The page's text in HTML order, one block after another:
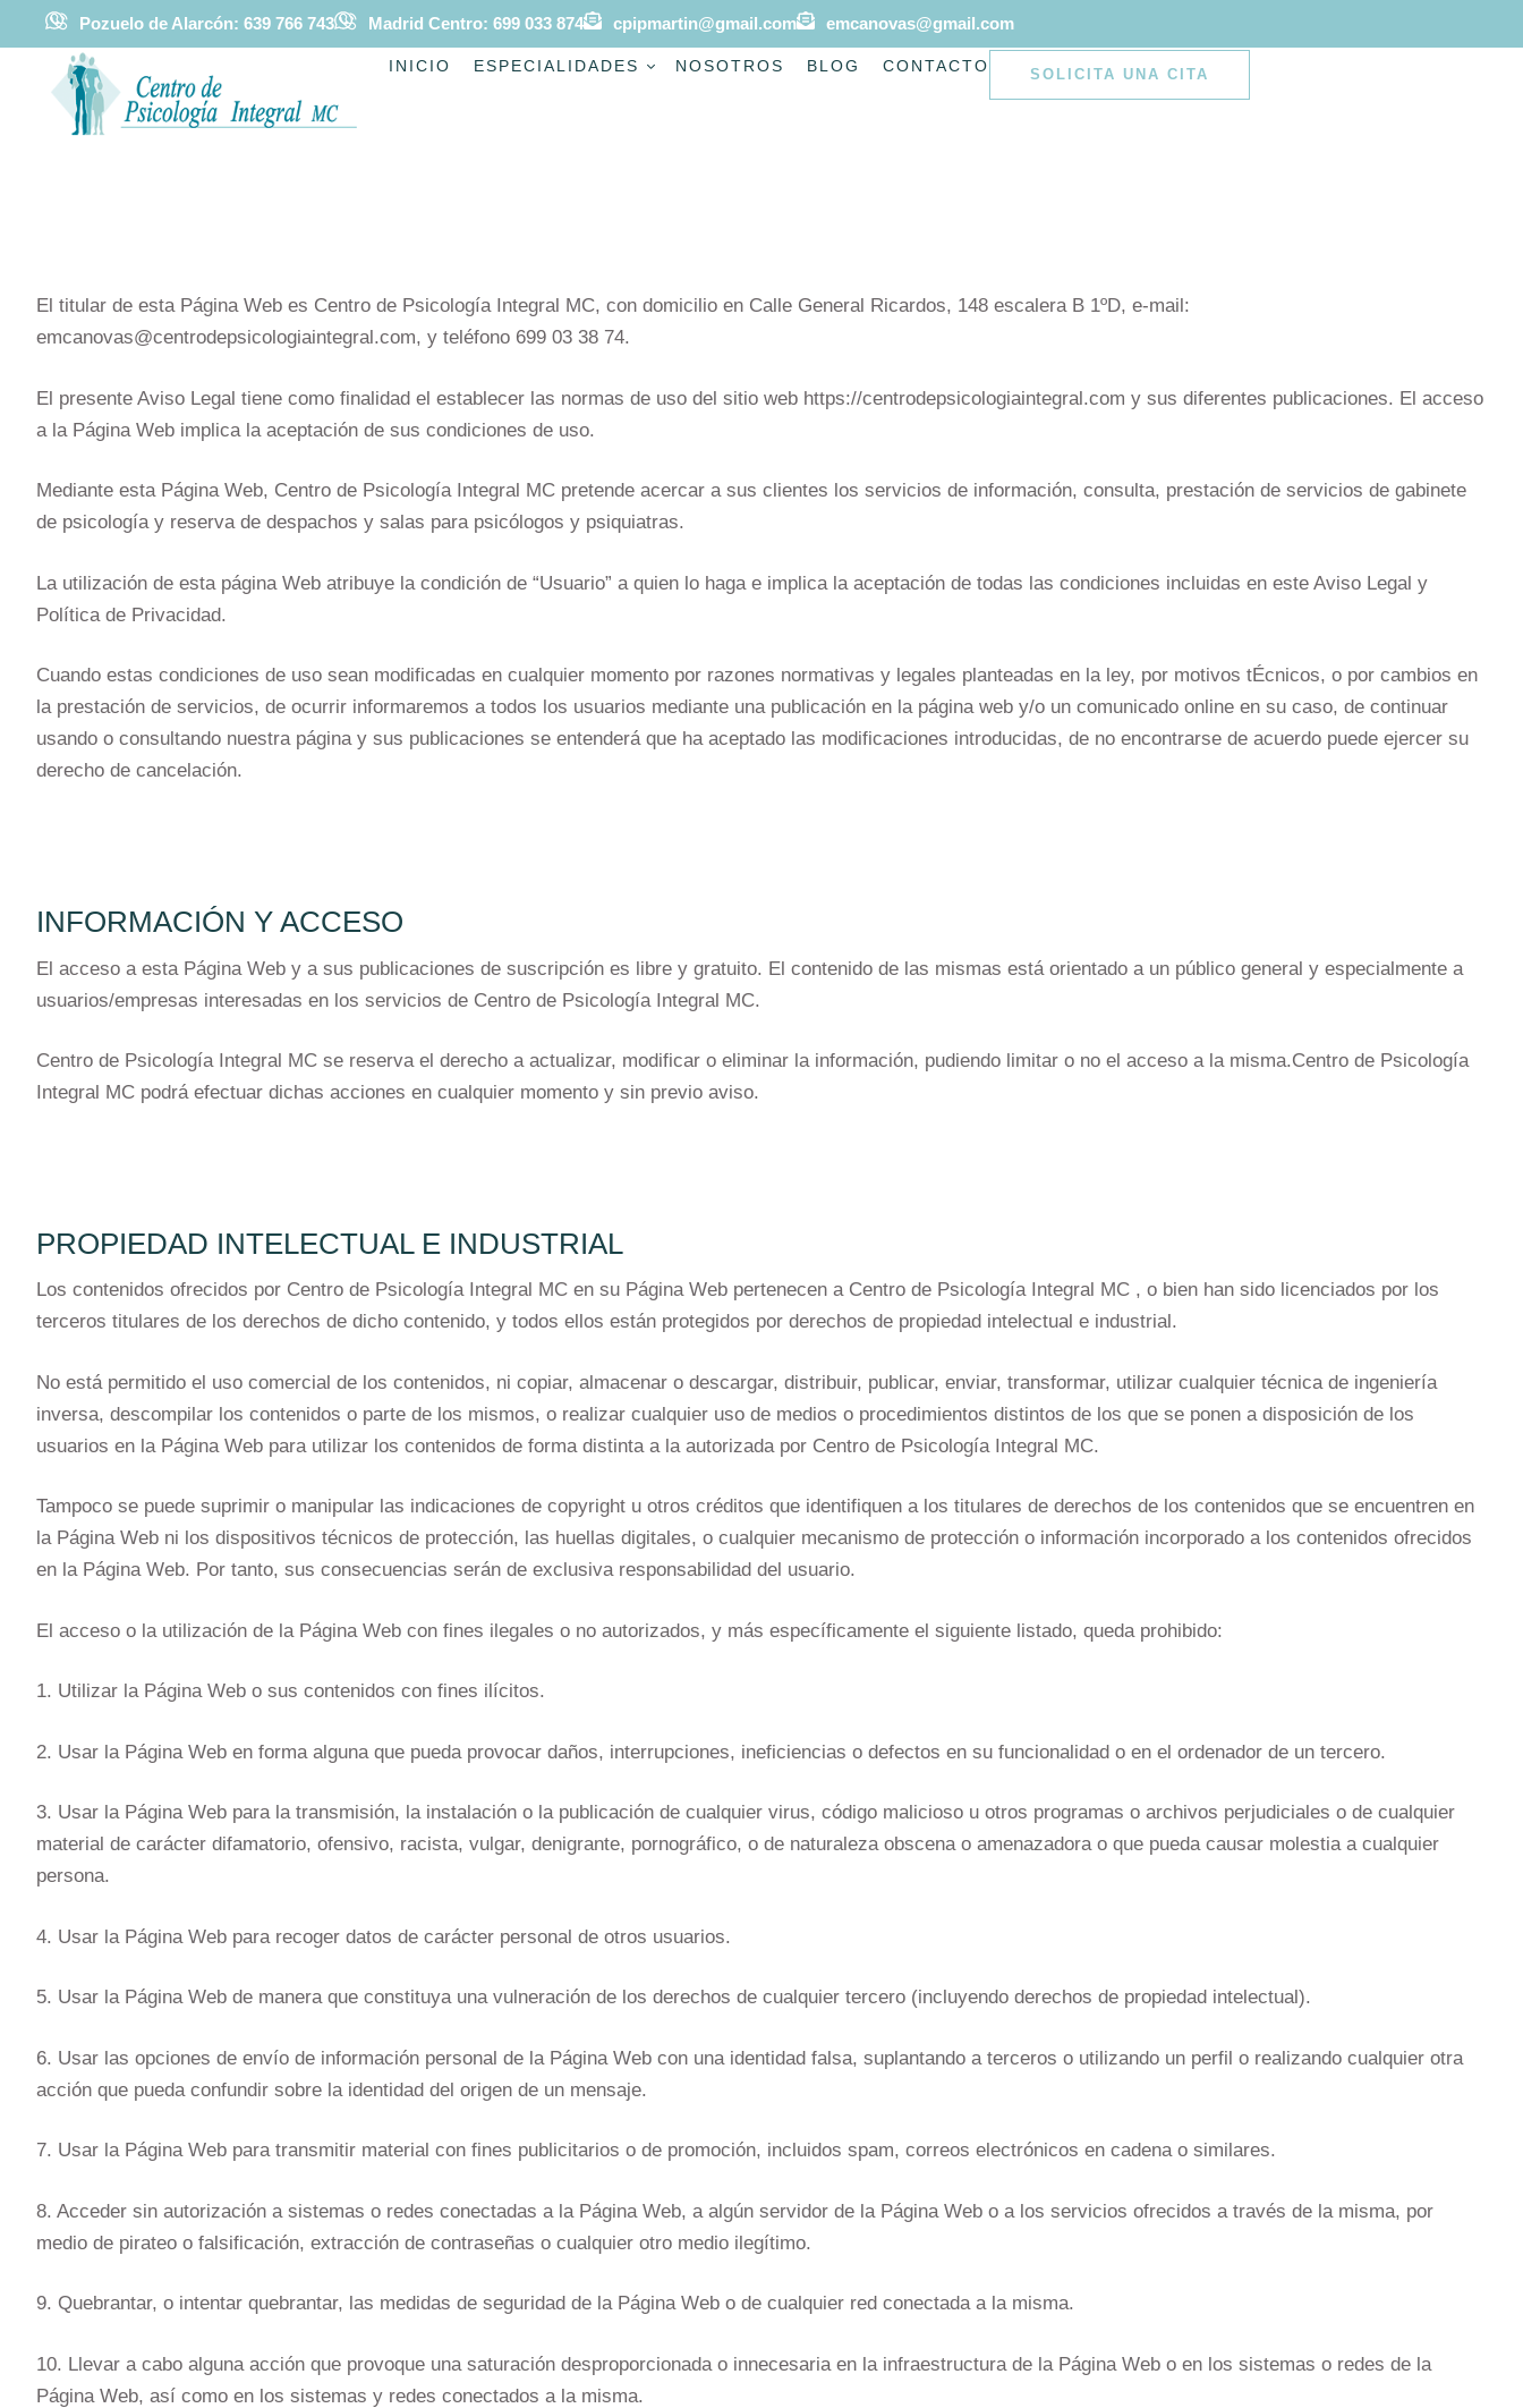
Pozuelo de Alarcón: 639 766 743 Madrid Centro: 699 033 874 cpipmartin@gmail.com emcanovas@gmail.com
INICIO ESPECIALIDADES NOSOTROS BLOG CONTACTO SOLICITA UNA CITA
El titular de esta Página Web es Centro de Psicología Integral MC, con domicilio en Calle General Ricardos, 148 escalera B 1ºD, e-mail:
emcanovas@centrodepsicologiaintegral.com, y teléfono 699 03 38 74.
El presente Aviso Legal tiene como finalidad el establecer las normas de uso del sitio web https://centrodepsicologiaintegral.com y sus diferentes publicaciones. El acceso
a la Página Web implica la aceptación de sus condiciones de uso.
Mediante esta Página Web, Centro de Psicología Integral MC pretende acercar a sus clientes los servicios de información, consulta, prestación de servicios de gabinete
de psicología y reserva de despachos y salas para psicólogos y psiquiatras.
La utilización de esta página Web atribuye la condición de “Usuario” a quien lo haga e implica la aceptación de todas las condiciones incluidas en este Aviso Legal y
Política de Privacidad.
Cuando estas condiciones de uso sean modificadas en cualquier momento por razones normativas y legales planteadas en la ley, por motivos tÉcnicos, o por cambios en
la prestación de servicios, de ocurrir informaremos a todos los usuarios mediante una publicación en la página web y/o un comunicado online en su caso, de continuar
usando o consultando nuestra página y sus publicaciones se entenderá que ha aceptado las modificaciones introducidas, de no encontrarse de acuerdo puede ejercer su
derecho de cancelación.
INFORMACIÓN Y ACCESO
El acceso a esta Página Web y a sus publicaciones de suscripción es libre y gratuito. El contenido de las mismas está orientado a un público general y especialmente a
usuarios/empresas interesadas en los servicios de Centro de Psicología Integral MC.
Centro de Psicología Integral MC se reserva el derecho a actualizar, modificar o eliminar la información, pudiendo limitar o no el acceso a la misma.Centro de Psicología
Integral MC podrá efectuar dichas acciones en cualquier momento y sin previo aviso.
PROPIEDAD INTELECTUAL E INDUSTRIAL
Los contenidos ofrecidos por Centro de Psicología Integral MC en su Página Web pertenecen a Centro de Psicología Integral MC , o bien han sido licenciados por los
terceros titulares de los derechos de dicho contenido, y todos ellos están protegidos por derechos de propiedad intelectual e industrial.
No está permitido el uso comercial de los contenidos, ni copiar, almacenar o descargar, distribuir, publicar, enviar, transformar, utilizar cualquier técnica de ingeniería
inversa, descompilar los contenidos o parte de los mismos, o realizar cualquier uso de medios o procedimientos distintos de los que se ponen a disposición de los
usuarios en la Página Web para utilizar los contenidos de forma distinta a la autorizada por Centro de Psicología Integral MC.
Tampoco se puede suprimir o manipular las indicaciones de copyright u otros créditos que identifiquen a los titulares de derechos de los contenidos que se encuentren en
la Página Web ni los dispositivos técnicos de protección, las huellas digitales, o cualquier mecanismo de protección o información incorporado a los contenidos ofrecidos
en la Página Web. Por tanto, sus consecuencias serán de exclusiva responsabilidad del usuario.
El acceso o la utilización de la Página Web con fines ilegales o no autorizados, y más específicamente el siguiente listado, queda prohibido:
1. Utilizar la Página Web o sus contenidos con fines ilícitos.
2. Usar la Página Web en forma alguna que pueda provocar daños, interrupciones, ineficiencias o defectos en su funcionalidad o en el ordenador de un tercero.
3. Usar la Página Web para la transmisión, la instalación o la publicación de cualquier virus, código malicioso u otros programas o archivos perjudiciales o de cualquier
material de carácter difamatorio, ofensivo, racista, vulgar, denigrante, pornográfico, o de naturaleza obscena o amenazadora o que pueda causar molestia a cualquier
persona.
4. Usar la Página Web para recoger datos de carácter personal de otros usuarios.
5. Usar la Página Web de manera que constituya una vulneración de los derechos de cualquier tercero (incluyendo derechos de propiedad intelectual).
6. Usar las opciones de envío de información personal de la Página Web con una identidad falsa, suplantando a terceros o utilizando un perfil o realizando cualquier otra
acción que pueda confundir sobre la identidad del origen de un mensaje.
7. Usar la Página Web para transmitir material con fines publicitarios o de promoción, incluidos spam, correos electrónicos en cadena o similares.
8. Acceder sin autorización a sistemas o redes conectadas a la Página Web, a algún servidor de la Página Web o a los servicios ofrecidos a través de la misma, por
medio de pirateo o falsificación, extracción de contraseñas o cualquier otro medio ilegítimo.
9. Quebrantar, o intentar quebrantar, las medidas de seguridad de la Página Web o de cualquier red conectada a la misma.
10. Llevar a cabo alguna acción que provoque una saturación desproporcionada o innecesaria en la infraestructura de la Página Web o en los sistemas o redes de la
Página Web, así como en los sistemas y redes conectados a la misma.